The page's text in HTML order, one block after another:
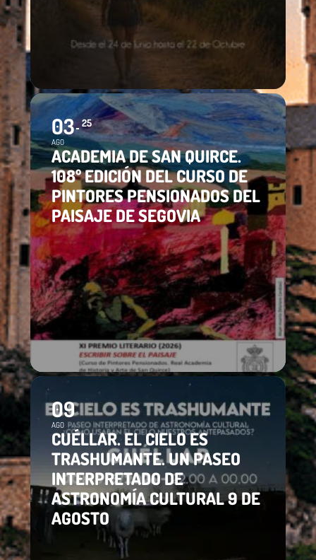
03
AGO
25
ACADEMIA DE SAN QUIRCE.
108º EDICIÓN DEL CURSO DE
PINTORES PENSIONADOS DEL
PAISAJE DE SEGOVIA
09
AGO
CUÉLLAR. EL CIELO ES
TRASHUMANTE. UN PASEO
INTERPRETADO DE
ASTRONOMÍA CULTURAL 9 DE
AGOSTO